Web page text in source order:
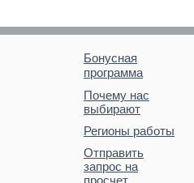
Бонусная
программа
Почему нас
выбирают
Регионы работы
Отправить
запрос на
просчет